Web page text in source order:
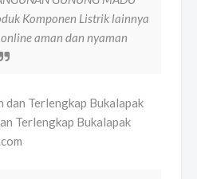
Komponen Listrik lainnya
aman dan nyaman
Terlengkap Bukalapak